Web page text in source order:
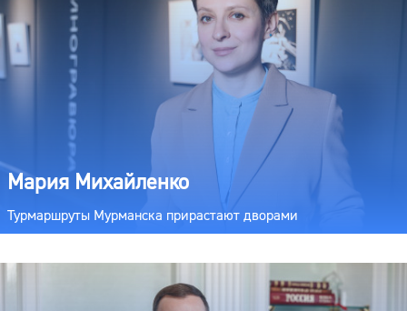
Мария Михайленко
Турмаршруты Мурманска прирастают дворами